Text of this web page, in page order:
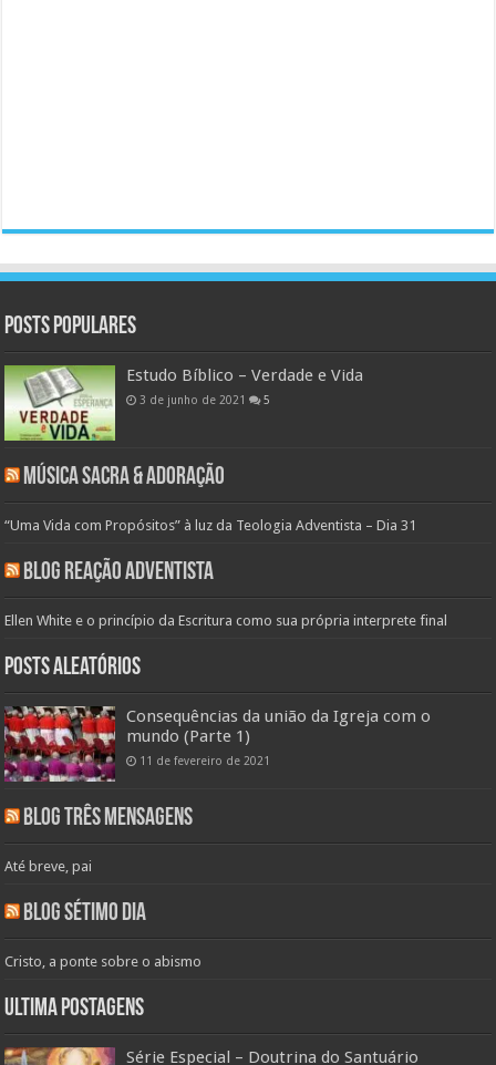
Posts populares
Estudo Bíblico – Verdade e Vida
3 de junho de 2021 5
Música Sacra & Adoração
“Uma Vida com Propósitos” à luz da Teologia Adventista – Dia 31
Blog Reação Adventista
Ellen White e o princípio da Escritura como sua própria interprete final
Posts aleatórios
Consequências da união da Igreja com o
mundo (Parte 1)
11 de fevereiro de 2021
Blog Três Mensagens
Até breve, pai
Blog Sétimo Dia
Cristo, a ponte sobre o abismo
Ultima Postagens
Série Especial – Doutrina do Santuário